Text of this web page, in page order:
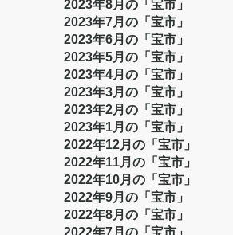
2023年8月の「宝市」
2023年7月の「宝市」
2023年6月の「宝市」
2023年5月の「宝市」
2023年4月の「宝市」
2023年3月の「宝市」
2023年2月の「宝市」
2023年1月の「宝市」
2022年12月の「宝市」
2022年11月の「宝市」
2022年10月の「宝市」
2022年9月の「宝市」
2022年8月の「宝市」